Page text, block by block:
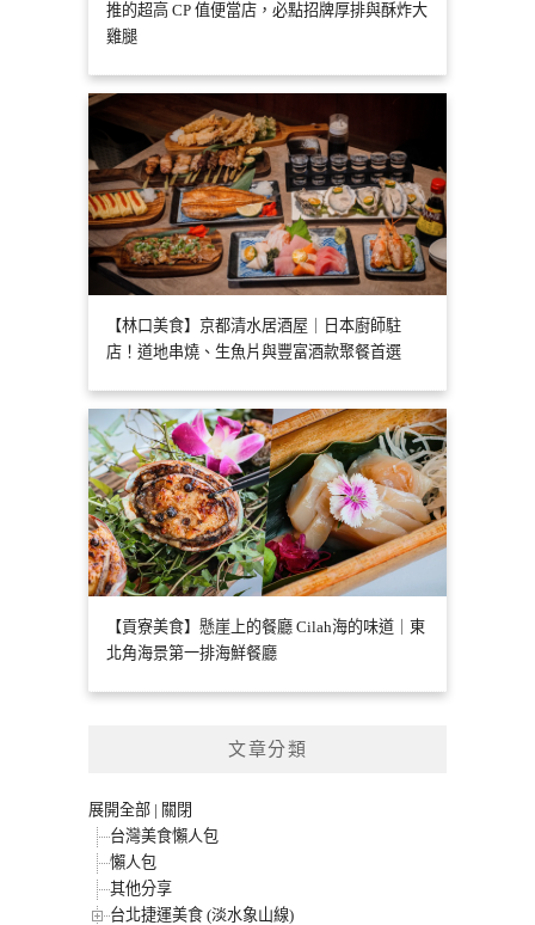
推的超高 CP 值便當店，必點招牌厚排與酥炸大
雞腿
【林口美食】京都清水居酒屋｜日本廚師駐
店！道地串燒、生魚片與豐富酒款聚餐首選
【貢寮美食】懸崖上的餐廳 Cilah海的味道｜東
北角海景第一排海鮮餐廳
文章分類
展開全部 | 關閉
台灣美食懶人包
懶人包
其他分享
台北捷運美食 (淡水象山線)